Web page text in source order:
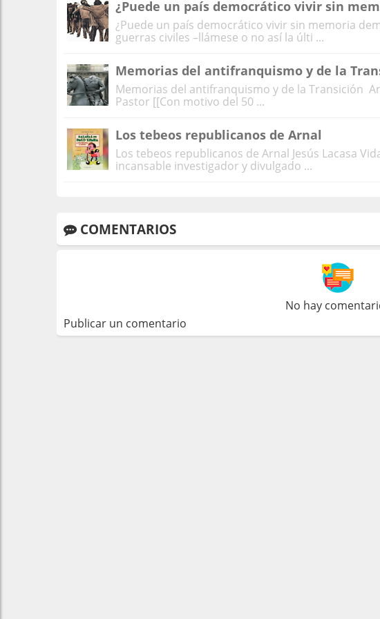
¿Puede un país democrático vivir sin
¿Puede un país democrático vivir sin memoria
guerras civiles –llámese o no así la últi ...
Memorias del antifranquismo y de la
Memorias del antifranquismo y de la Transición
Pastor [[Con motivo del 50 ...
Los tebeos republicanos de Arnal
Los tebeos republicanos de Arnal Jesús Lacasa
incansable investigador y divulgado ...
COMENTARIOS
No hay
Publicar un comentario